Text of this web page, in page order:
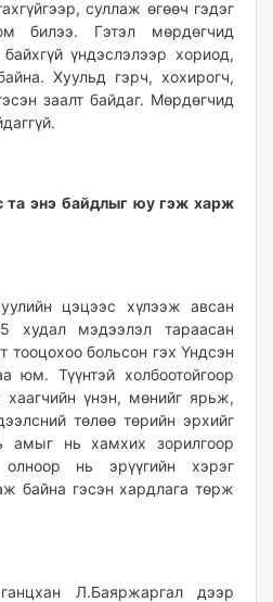
суллаж өгөөч гэдэг
билээ. Гэтэл мөрдөгчид
үндэслэлээр хориод,
Хуульд гэрч, хохирогч,
заалт байдаг. Мөрдөгчид
та энэ байдлыг юу гэж харж
цэцээс хүлээж авсан
худал мэдээлэл тараасан
тооцохоо больсон гэх Үндсэн
юм. Түүнтэй холбоотойгоор
үнэн, мөнийг ярьж,
төлөө төрийн эрхийг
амыг нь хамхих зорилгоор
олноор нь эрүүгийн хэрэг
байна гэсэн хардлага төрж
Л.Баяржаргал дээр